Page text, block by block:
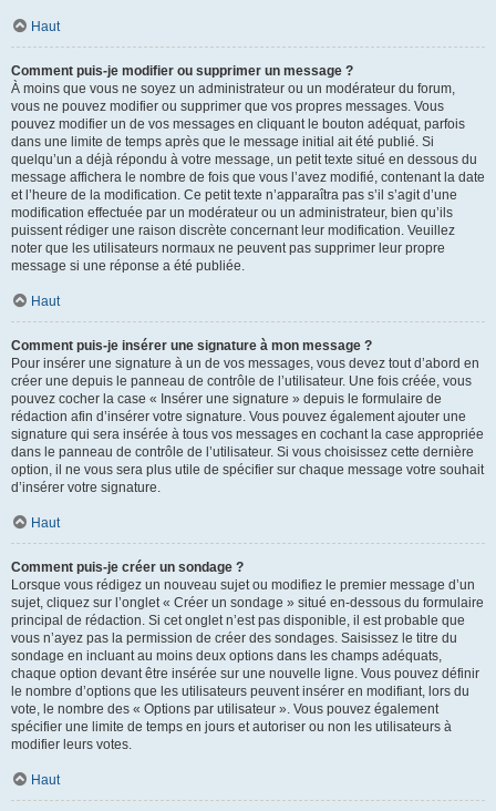
Haut
Comment puis-je modifier ou supprimer un message ?
À moins que vous ne soyez un administrateur ou un modérateur du forum,
vous ne pouvez modifier ou supprimer que vos propres messages. Vous
pouvez modifier un de vos messages en cliquant le bouton adéquat, parfois
dans une limite de temps après que le message initial ait été publié. Si
quelqu’un a déjà répondu à votre message, un petit texte situé en dessous du
message affichera le nombre de fois que vous l’avez modifié, contenant la date
et l’heure de la modification. Ce petit texte n’apparaîtra pas s’il s’agit d’une
modification effectuée par un modérateur ou un administrateur, bien qu’ils
puissent rédiger une raison discrète concernant leur modification. Veuillez
noter que les utilisateurs normaux ne peuvent pas supprimer leur propre
message si une réponse a été publiée.
Haut
Comment puis-je insérer une signature à mon message ?
Pour insérer une signature à un de vos messages, vous devez tout d’abord en
créer une depuis le panneau de contrôle de l’utilisateur. Une fois créée, vous
pouvez cocher la case « Insérer une signature » depuis le formulaire de
rédaction afin d’insérer votre signature. Vous pouvez également ajouter une
signature qui sera insérée à tous vos messages en cochant la case appropriée
dans le panneau de contrôle de l’utilisateur. Si vous choisissez cette dernière
option, il ne vous sera plus utile de spécifier sur chaque message votre souhait
d’insérer votre signature.
Haut
Comment puis-je créer un sondage ?
Lorsque vous rédigez un nouveau sujet ou modifiez le premier message d’un
sujet, cliquez sur l’onglet « Créer un sondage » situé en-dessous du formulaire
principal de rédaction. Si cet onglet n’est pas disponible, il est probable que
vous n’ayez pas la permission de créer des sondages. Saisissez le titre du
sondage en incluant au moins deux options dans les champs adéquats,
chaque option devant être insérée sur une nouvelle ligne. Vous pouvez définir
le nombre d’options que les utilisateurs peuvent insérer en modifiant, lors du
vote, le nombre des « Options par utilisateur ». Vous pouvez également
spécifier une limite de temps en jours et autoriser ou non les utilisateurs à
modifier leurs votes.
Haut